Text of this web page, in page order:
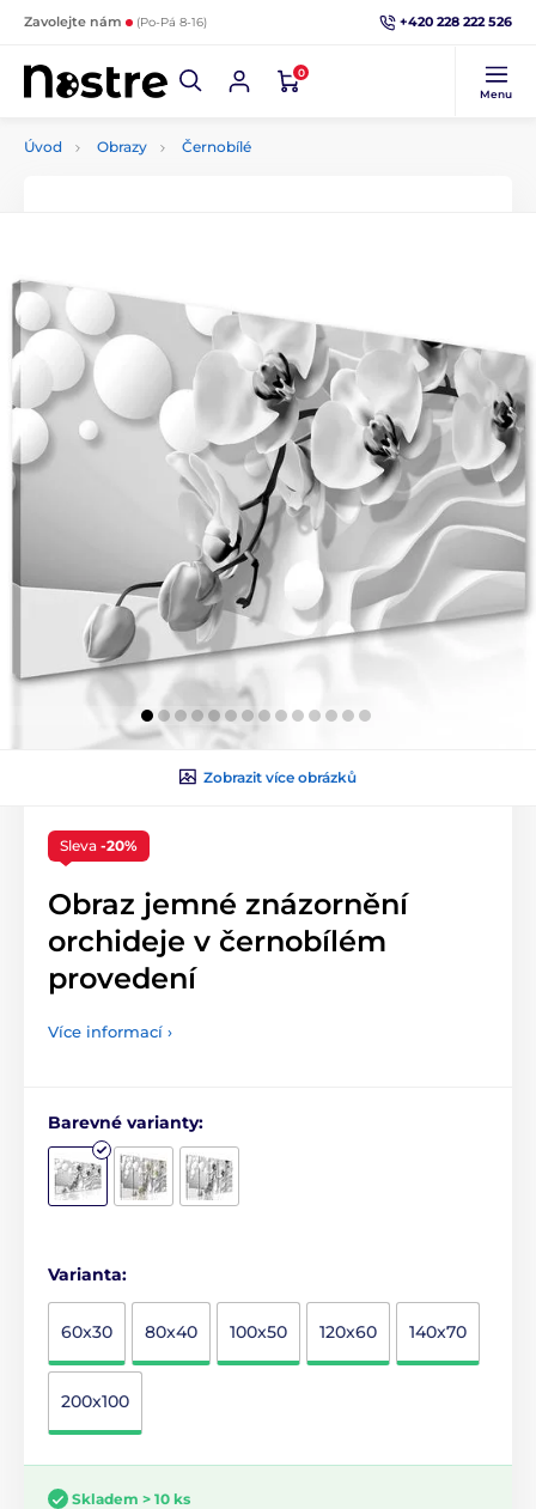
Zavolejte nám (Po-Pá 8-16) +420 228 222 526
0
Menu
Úvod Obrazy Černobílé
Zobrazit více obrázků
Sleva -20%
Obraz jemné znázornění
orchideje v černobílém
provedení
Více informací ›
Barevné varianty:
Varianta:
60x30 80x40 100x50 120x60 140x70
200x100
Skladem > 10 ks